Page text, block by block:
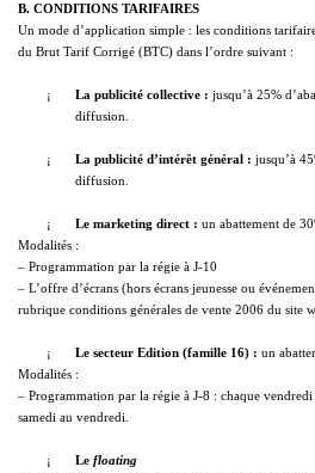
B. CONDITIONS TARIFAIRES
Un mode d’application simple : les conditions
du Brut Tarif Corrigé (BTC) dans l’ordre suivant :
¡ La publicité collective : jusqu’à 25%
diffusion.
¡ La publicité d’intérêt général : jusqu’à
diffusion.
¡ Le marketing direct : un abattement de
Modalités :
– Programmation par la régie à J-10
– L’offre d’écrans (hors écrans jeunesse ou
rubrique conditions générales de vente 2006 du site
¡ Le secteur Edition (famille 16) : un
Modalités :
– Programmation par la régie à J-8 : chaque
samedi au vendredi.
¡ Le floating